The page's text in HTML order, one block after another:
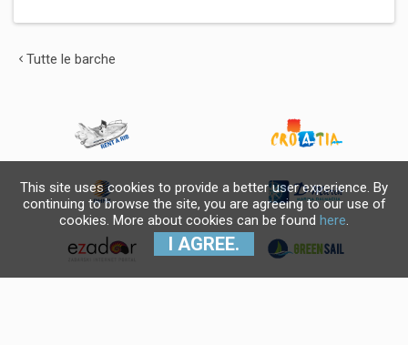
Tutte le barche
This site uses cookies to provide a better user experience. By
continuing to browse the site, you are agreeing to our use of
cookies. More about cookies can be found here.
I AGREE.